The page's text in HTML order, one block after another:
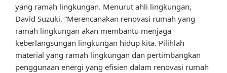
yang ramah lingkungan. Menurut ahli lingkungan,
David Suzuki, “Merencanakan renovasi rumah yang
ramah lingkungan akan membantu menjaga
keberlangsungan lingkungan hidup kita. Pilihlah
material yang ramah lingkungan dan pertimbangkan
penggunaan energi yang efisien dalam renovasi rumah